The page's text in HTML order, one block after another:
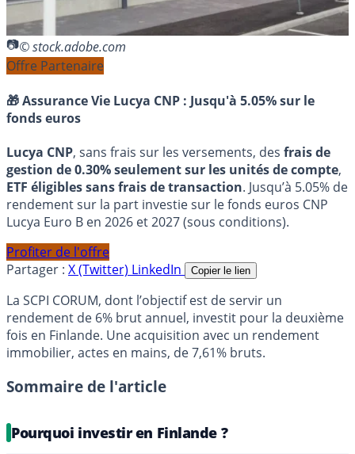
© stock.adobe.com
Offre Partenaire
🎁 Assurance Vie Lucya CNP : Jusqu'à 5.05% sur le
fonds euros
Lucya CNP, sans frais sur les versements, des frais de
gestion de 0.30% seulement sur les unités de compte,
ETF éligibles sans frais de transaction. Jusqu’à 5.05% de
rendement sur la part investie sur le fonds euros CNP
Lucya Euro B en 2026 et 2027 (sous conditions).
Profiter de l'offre
Partager : X (Twitter) LinkedIn Copier le lien
La SCPI CORUM, dont l’objectif est de servir un
rendement de 6% brut annuel, investit pour la deuxième
fois en Finlande. Une acquisition avec un rendement
immobilier, actes en mains, de 7,61% bruts.
Sommaire de l'article
Pourquoi investir en Finlande ?